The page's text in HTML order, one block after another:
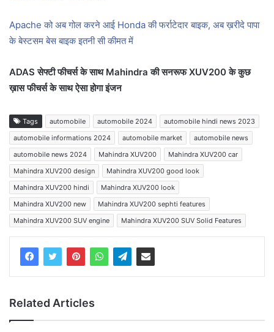
Apache को अब गोल करने आई Honda की फर्राटेदार बाइक, अब ख़रीदे पापा
के बेस्टसम बेस बाइक इतनी सी कीमत में
ADAS सेफ्टी फीचर्स के साथ Mahindra की सनरूफ XUV200 के कुछ
ख़ास फीचर्स के साथ ऐसा होगा इंजन
Tags automobile automobile 2024
automobile hindi news 2023
automobile informations 2024
automobile market
automobile news
automobile news 2024
Mahindra XUV200
Mahindra XUV200 car
Mahindra XUV200 design
Mahindra XUV200 good look
Mahindra XUV200 hindi
Mahindra XUV200 look
Mahindra XUV200 new
Mahindra XUV200 sephti features
Mahindra XUV200 SUV engine
Mahindra XUV200 SUV Solid Features
Related Articles